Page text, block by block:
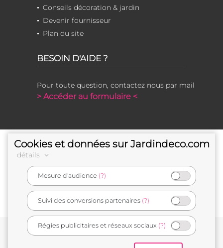
Conseils décoration & jardin
Devenir fournisseur
Plan du site
BESOIN D'AIDE ?
Pour toute question, contactez nous par mail
> Accéder au formulaire <
e-commerçant français
Cookies et données sur Jardindeco.com
détails
Mesure d'audience (?)
Suivi des conversions partenaires (?)
Régies publicitaires et réseaux sociaux (?)